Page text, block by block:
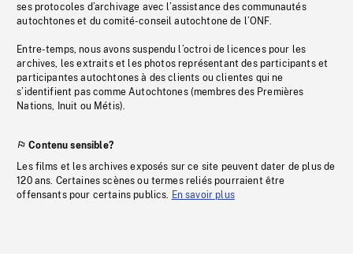
ses protocoles d’archivage avec l’assistance des communautés
autochtones et du comité-conseil autochtone de l’ONF.
Entre-temps, nous avons suspendu l’octroi de licences pour les
archives, les extraits et les photos représentant des participants et
participantes autochtones à des clients ou clientes qui ne
s’identifient pas comme Autochtones (membres des Premières
Nations, Inuit ou Métis).
Contenu sensible?
Les films et les archives exposés sur ce site peuvent dater de plus de
120 ans. Certaines scènes ou termes reliés pourraient être
offensants pour certains publics. En savoir plus